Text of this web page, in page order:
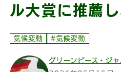
ル大賞に推薦
気候変動 #気候変動
グリーンピース・ジャ